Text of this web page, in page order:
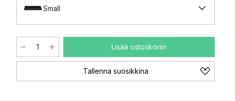
Small
Lisää ostoskoriin
Tallenna suosikkina